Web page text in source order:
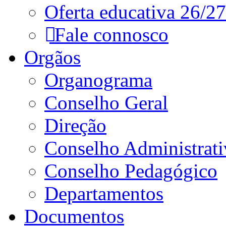
Oferta educativa 26/27
Fale connosco
Orgãos
Organograma
Conselho Geral
Direção
Conselho
Conselho Pedagógico
Departamentos
Documentos